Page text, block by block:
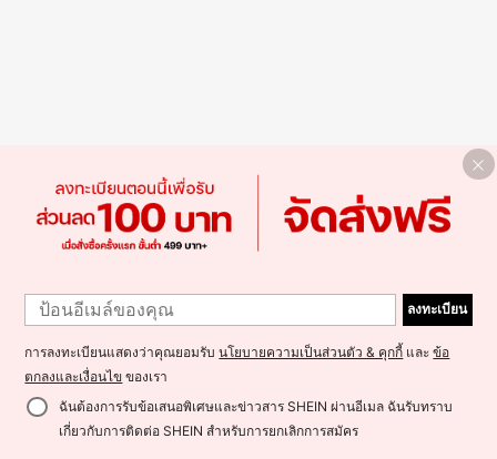
ลงทะเบียน
การลงทะเบียนแสดงว่าคุณยอมรับนโยบายความเป็นส่วนตัว & คุกกี้ และข้อ
ตกลงและเงื่อนไข ของเรา
ฉันต้องการรับข้อเสนอพิเศษและข่าวสาร SHEIN ผ่านอีเมล ฉันรับทราบ
เกี่ยวกับการติดต่อ SHEIN สำหรับการยกเลิกการสมัคร